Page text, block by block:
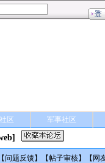
区 军事社区
问题反馈】【帖子审核】【 网